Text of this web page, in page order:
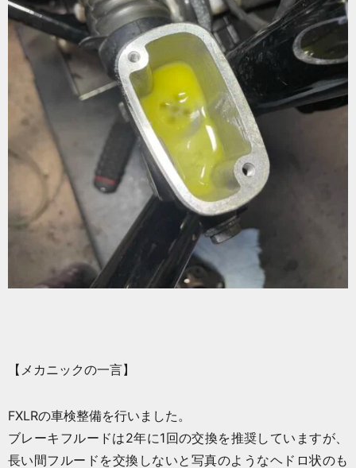
【メカニックの一言】
FXLRの車検整備を行いました。
ブレーキフルードは2年に1回の交換を推奨していますが、
長い間フルードを交換しないと写真のようなヘドロ状のも